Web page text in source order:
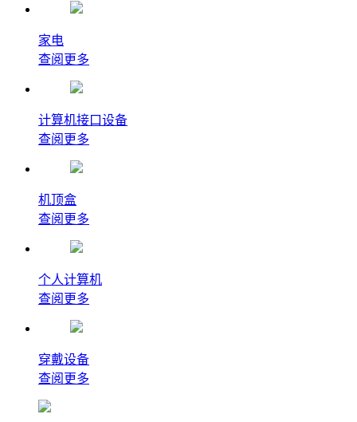
家电
查阅更多
计算机接口设备
查阅更多
机顶盒
查阅更多
个人计算机
查阅更多
穿戴设备
查阅更多